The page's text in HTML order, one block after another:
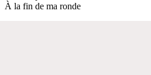
À la fin de ma ronde